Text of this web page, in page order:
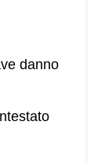
danno